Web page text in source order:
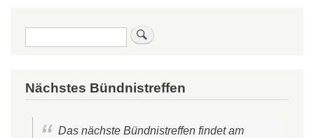
Suche
Nächstes Bündnistreffen
Das nächste Bündnistreffen findet am